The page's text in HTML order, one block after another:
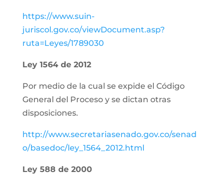
https://www.suin-
juriscol.gov.co/viewDocument.asp?
ruta=Leyes/1789030
Ley 1564 de 2012
Por medio de la cual se expide el Código
General del Proceso y se dictan otras
disposiciones.
http://www.secretariasenado.gov.co/senad
o/basedoc/ley_1564_2012.html
Ley 588 de 2000